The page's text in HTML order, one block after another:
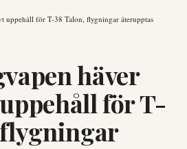
uppehåll för T-38 Talon, flygningar återupptas
häver
för T-